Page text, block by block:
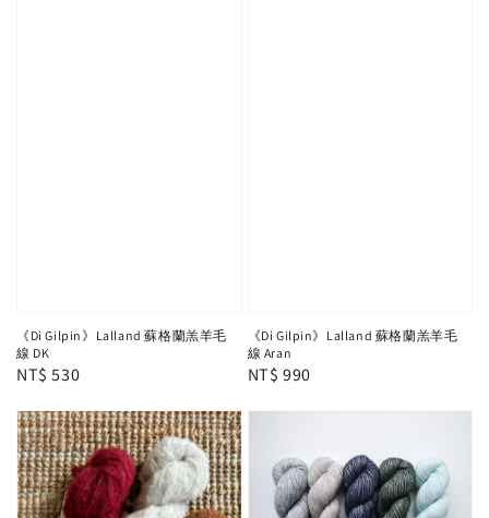
《Di Gilpin》Lalland 蘇格蘭羔羊毛
線 DK
Regular
NT$ 530
《Di Gilpin》Lalland 蘇格蘭羔羊毛
線 Aran
Regular
NT$ 990